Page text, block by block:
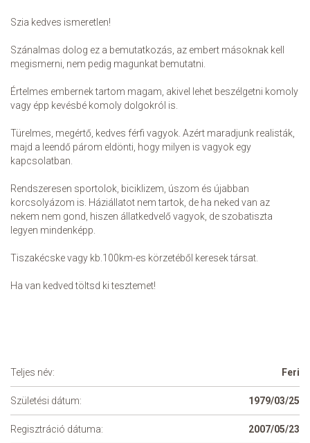
Szia kedves ismeretlen!
Szánalmas dolog ez a bemutatkozás, az embert másoknak kell
megismerni, nem pedig magunkat bemutatni.
Értelmes embernek tartom magam, akivel lehet beszélgetni komoly
vagy épp kevésbé komoly dolgokról is.
Türelmes, megértő, kedves férfi vagyok. Azért maradjunk realisták,
majd a leendő párom eldönti, hogy milyen is vagyok egy
kapcsolatban.
Rendszeresen sportolok, biciklizem, úszom és újabban
korcsolyázom is. Háziállatot nem tartok, de ha neked van az
nekem nem gond, hiszen állatkedvelő vagyok, de szobatiszta
legyen mindenképp.
Tiszakécske vagy kb.100km-es körzetéből keresek társat.
Ha van kedved töltsd ki tesztemet!
Teljes név: Feri
Születési dátum: 1979/03/25
Regisztráció dátuma: 2007/05/23